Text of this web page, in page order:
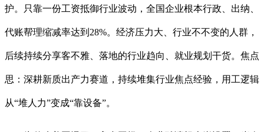
护。只靠一份工资抵御行业波动，全国企业根本行政、出纳、
代账帮理缩减率达到28%。经济压力大、行业不不变的人群，
后续持续分享客不雅、落地的行业趋向、就业规划干货。焦点
思：深耕新质出产力赛道，持续堆集行业焦点经验，用工逻辑
从“堆人力”变成“靠设备”。